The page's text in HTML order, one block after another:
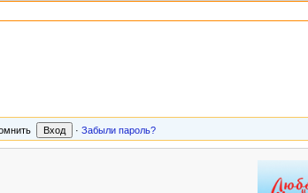
· Забыли пароль?